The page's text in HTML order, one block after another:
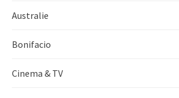
Australie
Bonifacio
Cinema & TV